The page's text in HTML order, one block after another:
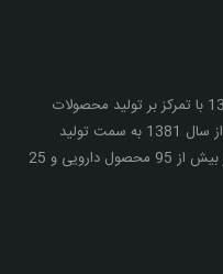
شرکت ایران ناژو (سهامي خاص) در سال 1361 با تمرکز بر تولید محصولات
بهداشتی و آرایشی فعالیت خود را آغاز نمود؛ از سال 1381 به سمت تولید
محصولات دارویی پیش رفت و در حال حاضر بیش از 95 محصول دارویی و 25